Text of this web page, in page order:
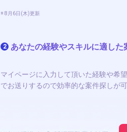
※ 8月6日(木)更新
2 あなたの経験やスキルに適し
マイページに入力して頂いた経験や希
でお送りするので効率的な案件探しが可